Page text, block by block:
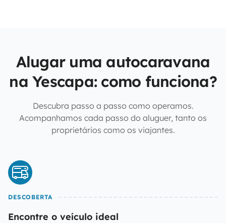
Alugar uma autocaravana
na Yescapa: como funciona?
Descubra passo a passo como operamos.
Acompanhamos cada passo do aluguer, tanto os
proprietários como os viajantes.
DESCOBERTA
Encontre o veículo ideal